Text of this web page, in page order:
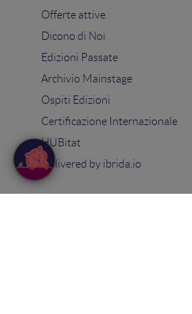
Offerte attive
Dicono di Noi
Edizioni Passate
Archivio Mainstage
Ospiti Edizioni
Certificazione Internazionale
HUBitat
Delivered by ibrida.io